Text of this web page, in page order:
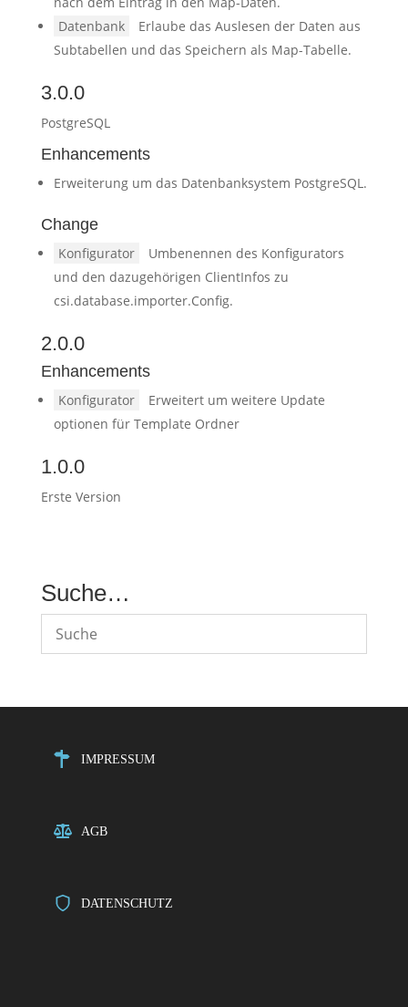
Datenbank
Erlaube das Auslesen der Daten aus
Subtabellen und das Speichern als Map-Tabelle.
3.0.0
PostgreSQL
Enhancements
Erweiterung um das Datenbanksystem PostgreSQL.
Change
Konfigurator
Umbenennen des Konfigurators
und den dazugehörigen ClientInfos zu
csi.database.importer.Config.
2.0.0
Enhancements
Konfigurator
Erweitert um weitere Update
optionen für Template Ordner
1.0.0
Erste Version
Suche…
IMPRESSUM
AGB
DATENSCHUTZ